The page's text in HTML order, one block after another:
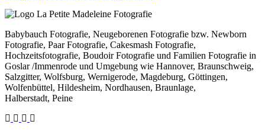
Babybauch Fotografie, Neugeborenen Fotografie bzw. Newborn
Fotografie, Paar Fotografie, Cakesmash Fotografie,
Hochzeitsfotografie, Boudoir Fotografie und Familien Fotografie in
Goslar /Immenrode und Umgebung wie Hannover, Braunschweig,
Salzgitter, Wolfsburg, Wernigerode, Magdeburg, Göttingen,
Wolfenbüttel, Hildesheim, Nordhausen, Braunlage,
Halberstadt, Peine